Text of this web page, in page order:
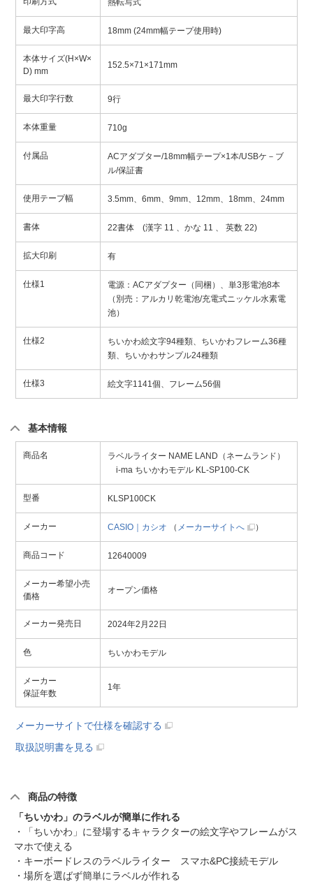
熱転写式
最大印字高 18mm (24mm幅テープ使用時)
本体サイズ(H×W×
D) mm
152.5×71×171mm
最大印字行数 9行
本体重量 710g
付属品
ACアダプター/18mm幅テープ×1本/USBケ－ブ
ル/保証書
使用テープ幅 3.5mm、6mm、9mm、12mm、18mm、24mm
書体 22書体 (漢字 11 、かな 11 、 英数 22)
拡大印刷 有
仕様1
電源：ACアダプター（同梱）、単3形電池8本
（別売：アルカリ乾電池/充電式ニッケル水素電
池）
仕様2
ちいかわ絵文字94種類、ちいかわフレーム36種
類、ちいかわサンプル24種類
仕様3 絵文字1141個、フレーム56個
基本情報
商品名
ラベルライター NAME LAND（ネームランド）
i-ma ちいかわモデル KL-SP100-CK
型番 KLSP100CK
メーカー CASIO｜カシオ （ メーカーサイトへ ）
商品コード 12640009
メーカー希望小売
価格
オープン価格
メーカー発売日 2024年2月22日
色 ちいかわモデル
メーカー
保証年数
1年
メーカーサイトで仕様を確認する
取扱説明書を見る
商品の特徴
「ちいかわ」のラベルが簡単に作れる
・「ちいかわ」に登場するキャラクターの絵文字やフレームがス
マホで使える
・キーボードレスのラベルライター スマホ&PC接続モデル
・場所を選ばず簡単にラベルが作れる